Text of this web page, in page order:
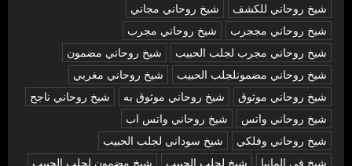
شيخ روحاني للكشف
شيخ روحاني مجاني
شيخ روحاني مججرب
شيخ روحاني مجرب
شيخ روحاني مجرب لجلب الحبيب
شيخ روحاني مضمون
شيخ روحاني مضمونلجلب الحبيب
شيخ روحاني مغربي
شيخ روحاني موثوق
شيخ روحاني موثوق به
شيخ روحاني ناجح
شيخ روحاني واتس
شيخ روحاني واتس اب
شيخ روحاني وفلكي
شيخ سوداني لجلب الحبيب